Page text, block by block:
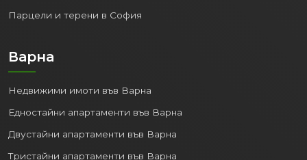
Парцели и терени в София
Варна
Недвижими имоти във Варна
Едностайни апартаменти във Варна
Двустайни апартаменти във Варна
Тристайни апартаменти във Варна